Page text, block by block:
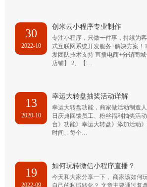
30
2022-10
创米云小程序专业制作
专注小程序，只做一件事，持续为
式互联网系统开发服务+解决方案！
发团队技术支持 直播电商+分销商
店铺】 2、【…
13
2020-10
幸运大转盘抽奖活动详解
幸运大转盘功能，商家做活动制造
日庆典回馈员工、粉丝福利抽奖活
台》功能》幸运大转盘》添加活动
时间、每个…
19
2022-09
如何玩转微信小程序直播？
今天和大家分享一下， 商家该如何
自己的私域转化？ 文章主要通过复